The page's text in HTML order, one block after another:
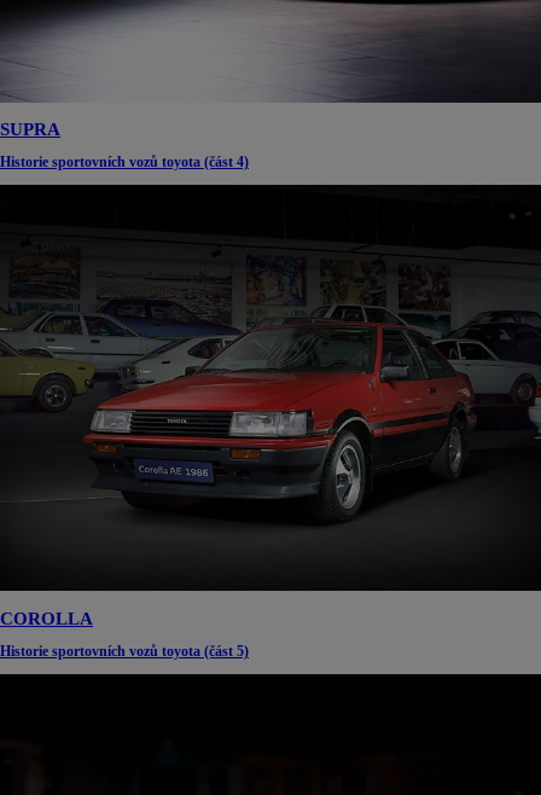
SUPRA
Historie sportovních vozů toyota (část 4)
COROLLA
Historie sportovních vozů toyota (část 5)